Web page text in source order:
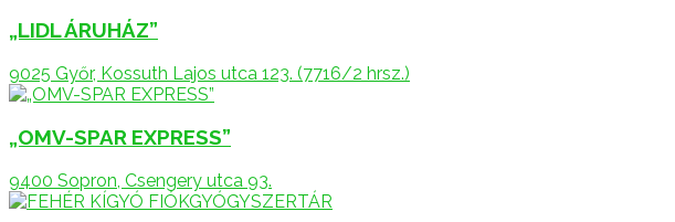
„LIDL ÁRUHÁZ”
9025 Győr, Kossuth Lajos utca 123. (7716/2 hrsz.)
„OMV-SPAR EXPRESS”
9400 Sopron, Csengery utca 93.